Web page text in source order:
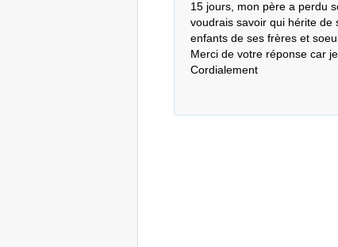
15 jours, mon père a perdu
voudrais savoir qui hérite de
enfants de ses frères et
Merci de votre réponse car
Cordialement